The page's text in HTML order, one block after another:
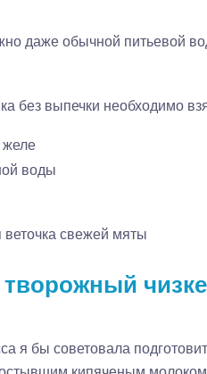
даже обычной питьевой
без выпечки необходимо
желе
воды
свежей мяты
творожный
я бы советовала